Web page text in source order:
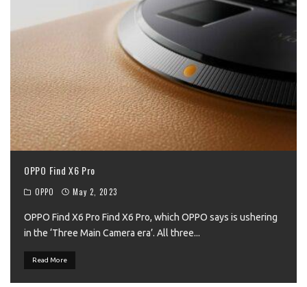
OPPO Find X6 Pro
OPPO May 2, 2023
OPPO Find X6 Pro Find X6 Pro, which OPPO says is ushering
in the ‘Three Main Camera era’. All three...
Read More